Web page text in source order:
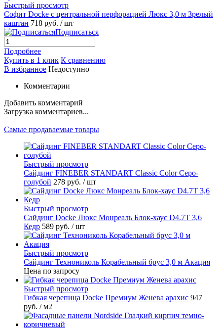
Быстрый просмотр
Софит Docke с центральной перфорацией Люкс 3,0 м Зрелый
каштан 718 руб. / шт
Подписаться
Подробнее
Купить в 1 клик К сравнению
В избранное Недоступно
Комментарии
Добавить комментарий
Загрузка комментариев...
Самые продаваемые товары
Быстрый просмотр
Cайдинг FINEBER STANDART Classic Color Серо-
голубой 278 руб. / шт
Быстрый просмотр
Сайдинг Docke Люкс Монреаль Блок-хаус D4.7T 3,6
Кедр 589 руб. / шт
Быстрый просмотр
Сайдинг Технониколь Корабельный брус 3,0 м Акация
Цена по запросу
Быстрый просмотр
Гибкая черепица Docke Премиум Женева арахис 947
руб. / м2